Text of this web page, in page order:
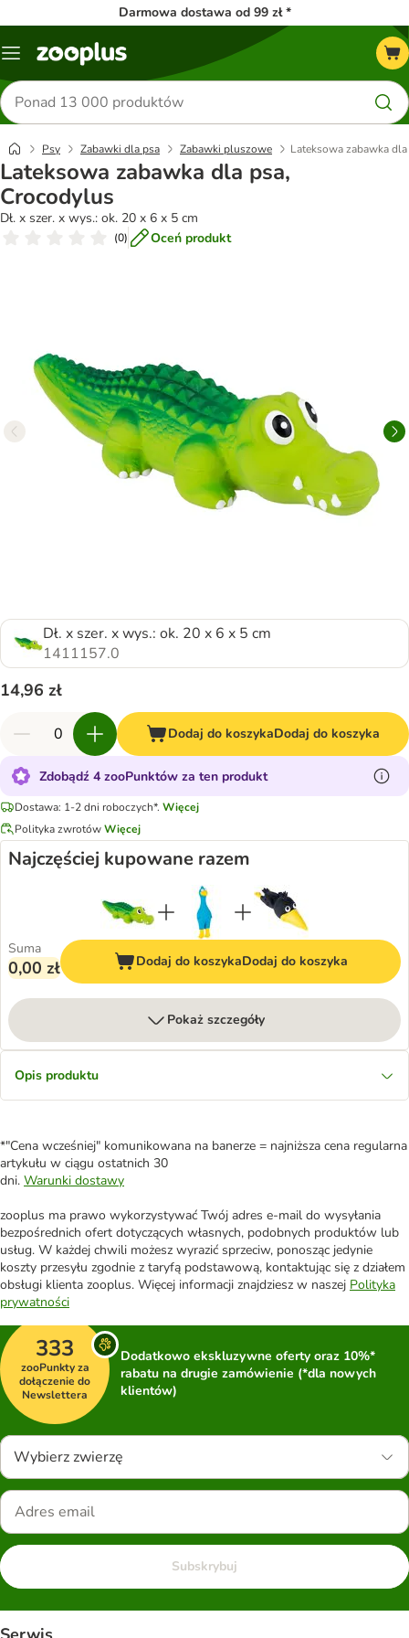
Darmowa dostawa od 99 zł *
Menu
Szukaj
produktów
Psy Zabawki dla psa Zabawki pluszowe Lateksowa zabawka
Lateksowa zabawka dla psa,
Crocodylus
Dł. x szer. x wys.: ok. 20 x 6 x 5 cm
(0) Oceń produkt
Dł. x szer. x wys.: ok. 20 x 6 x 5 cm
1411157.0
14,96 zł
Dodaj do koszykaDodaj do koszyka
Zdobądź 4 zooPunktów za ten produkt
Dostawa: 1-2 dni roboczych*. Więcej
Polityka zwrotówWięcej
Najczęściej kupowane razem
Suma
0,00 zł Dodaj do koszykaDodaj do koszyka
Pokaż szczegóły
Opis produktu
*"Cena wcześniej" komunikowana na banerze = najniższa cena regularna
artykułu w ciągu ostatnich 30
dni. Warunki dostawy
zooplus ma prawo wykorzystywać Twój adres e-mail do wysyłania
bezpośrednich ofert dotyczących własnych, podobnych produktów lub
usług. W każdej chwili możesz wyrazić sprzeciw, ponosząc jedynie
koszty przesyłu zgodnie z taryfą podstawową, kontaktując się z działem
obsługi klienta zooplus. Więcej informacji znajdziesz w naszej Polityka
prywatności
333
zooPunkty za
dołączenie do
Newslettera
Dodatkowo ekskluzywne oferty oraz 10%*
rabatu na drugie zamówienie (*dla nowych
klientów)
Wybierz zwierzę
Subskrybuj